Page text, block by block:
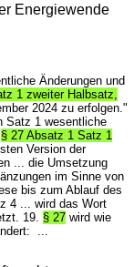
Energiewende
Änderungen und
1 zweiter Halbsatz,
2024 zu erfolgen."
Satz 1 wesentliche
§ 27 Absatz 1 Satz 1
Version der
... die Umsetzung
im Sinne von
bis zum Ablauf des
4 ... wird das Wort
19. § 27 wird wie
...